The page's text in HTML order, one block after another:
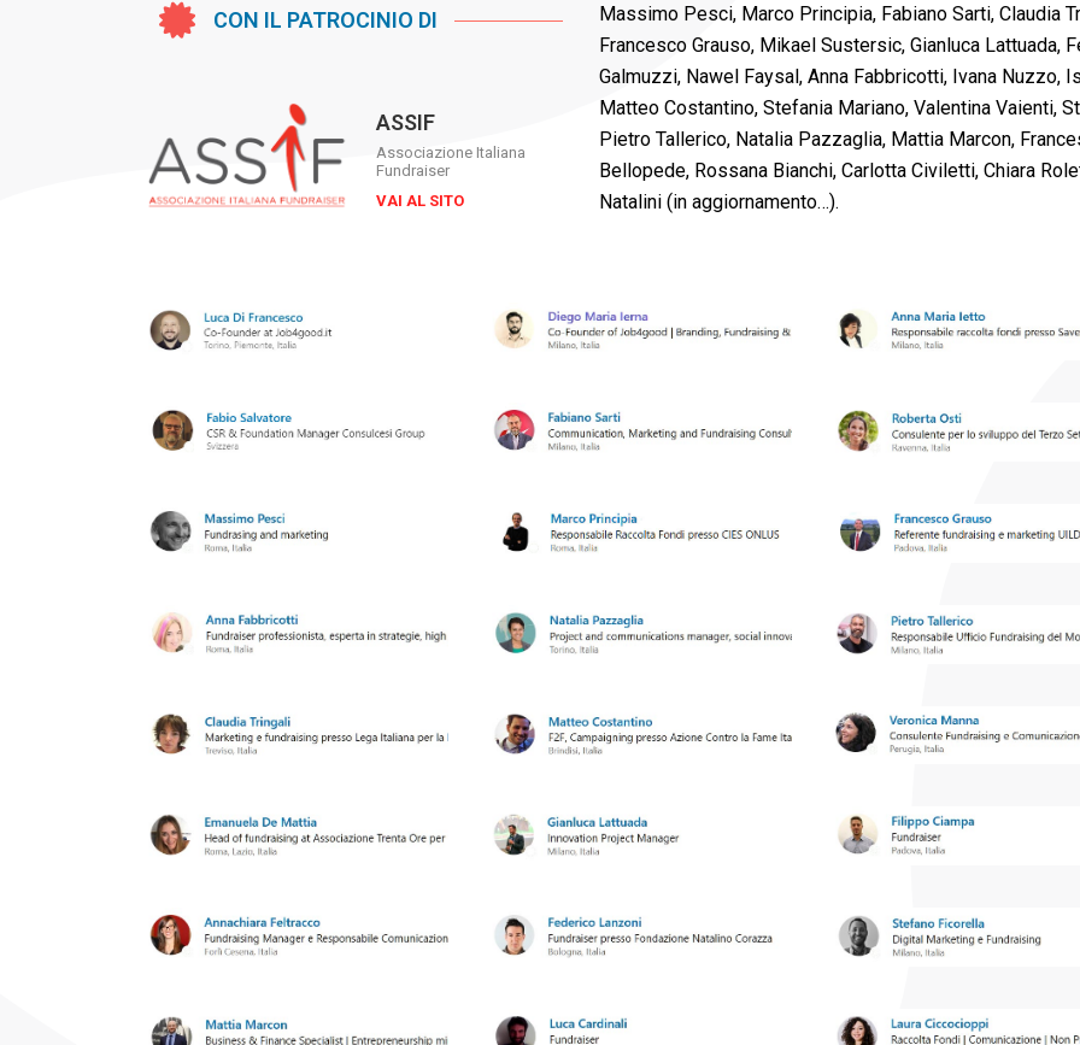
CON IL PATROCINIO DI
ASSIF
Associazione Italiana
Fundraiser
VAI AL SITO
Massimo Pesci, Marco Principia, Fabiano Sarti, Claudia
Francesco Grauso, Mikael Sustersic, Gianluca Lattuada,
Galmuzzi, Nawel Faysal, Anna Fabbricotti, Ivana Nuzzo,
Matteo Costantino, Stefania Mariano, Valentina Vaienti,
Pietro Tallerico, Natalia Pazzaglia, Mattia Marcon,
Bellopede, Rossana Bianchi, Carlotta Civiletti, Chiara
Natalini (in aggiornamento…).